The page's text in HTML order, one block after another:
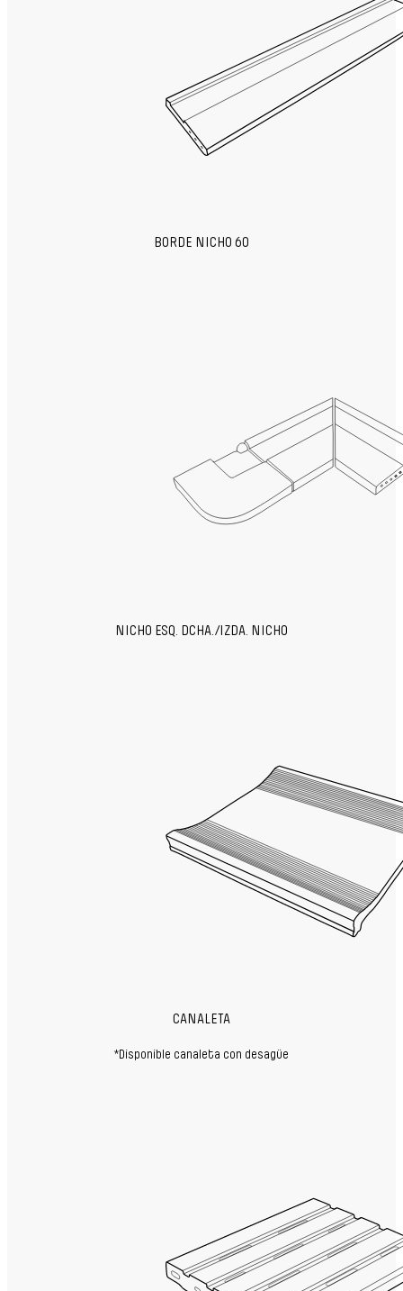
BORDE NICHO 60
NICHO ESQ. DCHA./IZDA. NICHO
CANALETA
*Disponible canaleta con desagüe